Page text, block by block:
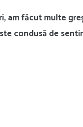
am făcut multe
condusă de